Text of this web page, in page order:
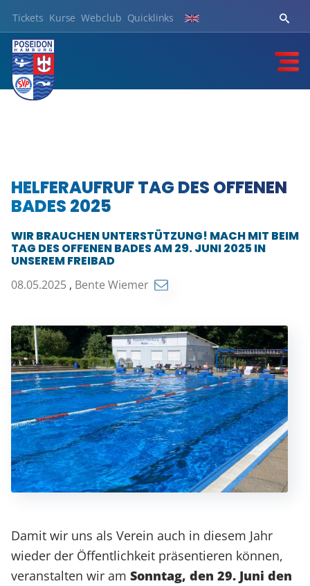
Tickets Kurse Webclub Quicklinks
HELFERAUFRUF TAG DES OFFENEN
BADES 2025
WIR BRAUCHEN UNTERSTÜTZUNG! MACH MIT BEIM
TAG DES OFFENEN BADES AM 29. JUNI 2025 IN
UNSEREM FREIBAD
08.05.2025 , Bente Wiemer
Damit wir uns als Verein auch in diesem Jahr
wieder der Öffentlichkeit präsentieren können,
veranstalten wir am Sonntag, den 29. Juni den